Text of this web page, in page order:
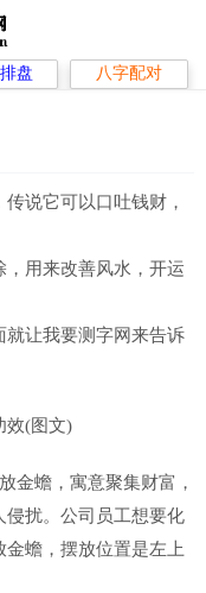
盘 八字配对
说它可以口吐钱财，
，用来改善风水，开运
就让我要测字网来告诉
金蟾，寓意聚集财富，
侵扰。公司员工想要化
蟾，摆放位置是左上